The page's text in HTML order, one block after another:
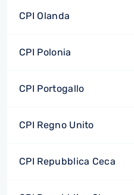
CPI Olanda
CPI Polonia
CPI Portogallo
CPI Regno Unito
CPI Repubblica Ceca